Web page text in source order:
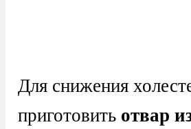
Для снижения
приготовить отвар